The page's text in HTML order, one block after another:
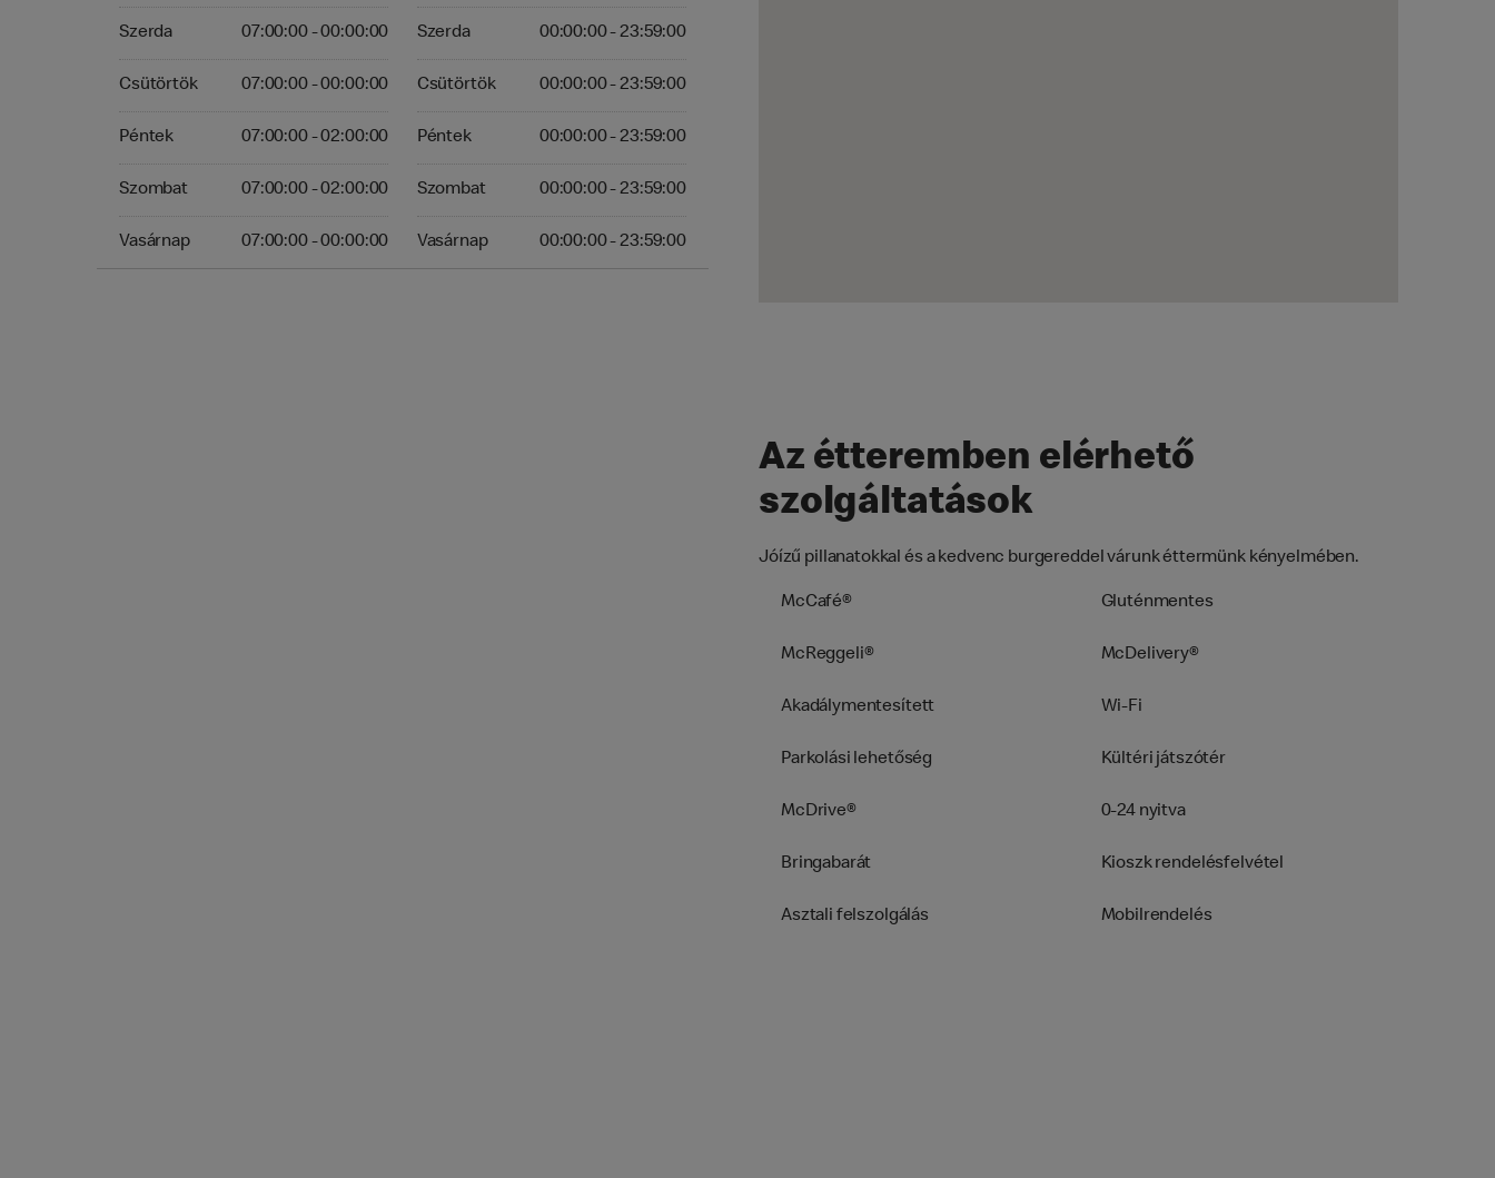
Szerda 07:00:00 - 00:00:00
Csütörtök 07:00:00 - 00:00:00
Péntek 07:00:00 - 02:00:00
Péntek 07:00:00 - 02:00:00
Szombat 07:00:00 - 02:00:00
Vasárnap 07:00:00 - 00:00:00
Vasárnap 07:00:00 - 00:00:00
Szerda 00:00:00 - 23:59:00
Csütörtök 00:00:00 - 23:59:00
Péntek 00:00:00 - 23:59:00
Péntek 00:00:00 - 23:59:00
Szombat 00:00:00 - 23:59:00
Vasárnap 00:00:00 - 23:59:00
Vasárnap 00:00:00 - 23:59:00
Az étteremben elérhető
szolgáltatások
Jóízű pillanatokkal és a kedvenc burgereddel várunk éttermünk kényelmében.
McCafé® Gluténmentes
McReggeli® McDelivery®
Akadálymentesített Wi-Fi
Parkolási lehetőség Kültéri játszótér
McDrive® 0-24 nyitva
Bringabarát Kioszk rendelésfelvétel
Asztali felszolgálás Mobilrendelés